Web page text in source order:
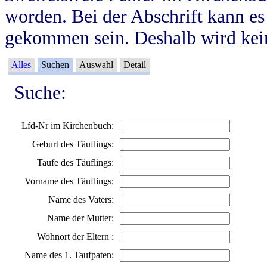
worden. Bei der Abschrift kann
gekommen sein. Deshalb wird
Alles Suchen Auswahl Detail
Suche:
Lfd-Nr im Kirchenbuch:
Geburt des Täuflings:
Taufe des Täuflings:
Vorname des Täuflings:
Name des Vaters:
Name der Mutter:
Wohnort der Eltern :
Name des 1. Taufpaten: